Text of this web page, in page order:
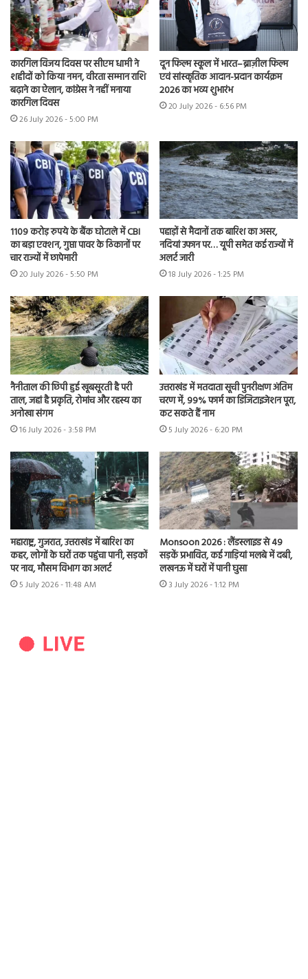
कारगिल विजय दिवस पर सीएम धामी ने
शहीदों को किया नमन, वीरता सम्मान राशि
बढ़ाने का ऐलान, कांग्रेस ने नहीं मनाया
कारगिल दिवस
26 July 2026 - 5:00 PM
दून फिल्म स्कूल में भारत–ब्राज़ील फिल्म
एवं सांस्कृतिक आदान-प्रदान कार्यक्रम
2026 का भव्य शुभारंभ
20 July 2026 - 6:56 PM
1109 करोड़ रुपये के बैंक घोटाले में CBI
का बड़ा एक्शन, गुप्ता पावर के ठिकानों पर
चार राज्यों में छापेमारी
20 July 2026 - 5:50 PM
पहाड़ों से मैदानों तक बारिश का असर,
नदियां उफान पर… यूपी समेत कई राज्यों में
अलर्ट जारी
18 July 2026 - 1:25 PM
नैनीताल की छिपी हुई खूबसूरती है परी
ताल, जहां है प्रकृति, रोमांच और रहस्य का
अनोखा संगम
16 July 2026 - 3:58 PM
उत्तराखंड में मतदाता सूची पुनरीक्षण अंतिम
चरण में, 99% फार्म का डिजिटाइजेशन पूरा,
कट सकते हैं नाम
5 July 2026 - 6:20 PM
महाराष्ट्र, गुजरात, उत्तराखंड में बारिश का
कहर, लोगों के घरों तक पहुंचा पानी, सड़कों
पर नाव, मौसम विभाग का अलर्ट
5 July 2026 - 11:48 AM
Monsoon 2026 : लैंडस्लाइड से 49
सड़कें प्रभावित, कई गाड़ियां मलबे में दबी,
लखनऊ में घरों में पानी घुसा
3 July 2026 - 1:12 PM